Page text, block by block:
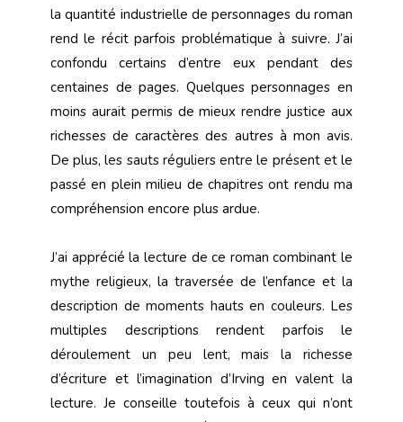
la quantité industrielle de personnages du roman
rend le récit parfois problématique à suivre. J’ai
confondu certains d’entre eux pendant des
centaines de pages. Quelques personnages en
moins aurait permis de mieux rendre justice aux
richesses de caractères des autres à mon avis.
De plus, les sauts réguliers entre le présent et le
passé en plein milieu de chapitres ont rendu ma
compréhension encore plus ardue.
J’ai apprécié la lecture de ce roman combinant le
mythe religieux, la traversée de l’enfance et la
description de moments hauts en couleurs. Les
multiples descriptions rendent parfois le
déroulement un peu lent, mais la richesse
d’écriture et l’imagination d’Irving en valent la
lecture. Je conseille toutefois à ceux qui n’ont